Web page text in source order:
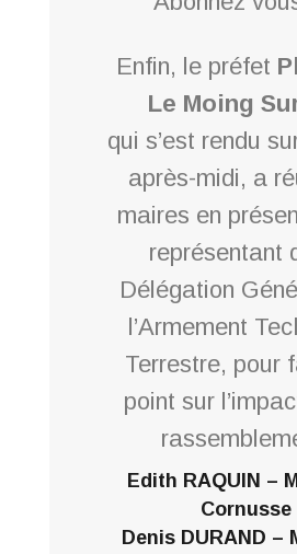
Enfin, le préfet
Le Moing
qui s’est rendu
après-midi, a
maires en
représentant
Délégation
l’Armement
Terrestre, pour
point sur
Edith RAQUIN –
Cornusse
Denis DURAND –